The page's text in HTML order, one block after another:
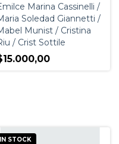
Marina Cassinelli /
Soledad Giannetti /
Munist / Cristina
/ Crist Sottile
STOCK